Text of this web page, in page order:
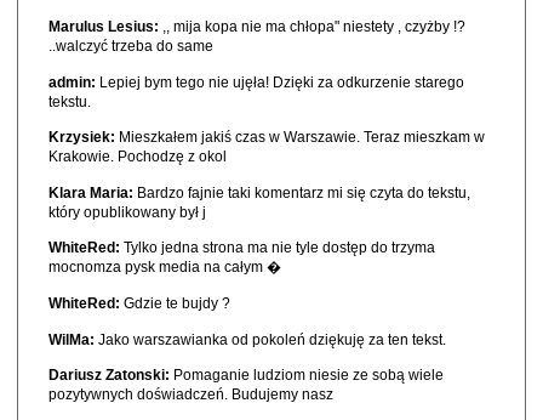
Marulus Lesius: ,, mija kopa nie ma chłopa" niestety , czyżby !?
..walczyć trzeba do same
admin: Lepiej bym tego nie ujęła! Dzięki za odkurzenie starego
tekstu.
Krzysiek: Mieszkałem jakiś czas w Warszawie. Teraz mieszkam w
Krakowie. Pochodzę z okol
Klara Maria: Bardzo fajnie taki komentarz mi się czyta do tekstu,
który opublikowany był j
WhiteRed: Tylko jedna strona ma nie tyle dostęp do trzyma
mocnomza pysk media na całym �
WhiteRed: Gdzie te bujdy ?
WilMa: Jako warszawianka od pokoleń dziękuję za ten tekst.
Dariusz Zatonski: Pomaganie ludziom niesie ze sobą wiele
pozytywnych doświadczeń. Budujemy nasz